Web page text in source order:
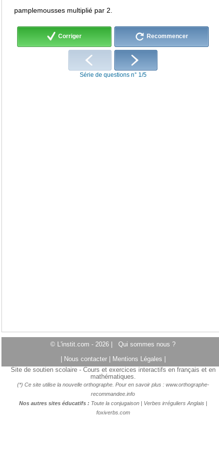
pamplemousses multiplié par 2.
Corriger Recommencer
Série de questions n° 1/5
© L'instit.com - 2026 | Qui sommes nous ?
Nous contacter Mentions Légales
Site de soutien scolaire - Cours et exercices interactifs en français et en
mathématiques.
(*) Ce site utilise la nouvelle orthographe. Pour en savoir plus : www.orthographe-
recommandee.info
Nos autres sites éducatifs : Toute la conjugaison| Verbes irréguliers Anglais |
foxiverbs.com